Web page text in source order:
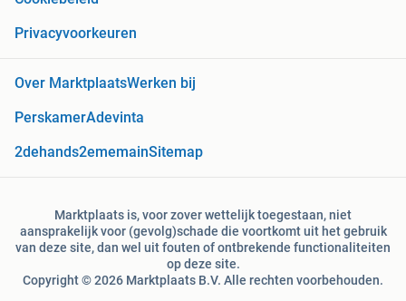
Privacyvoorkeuren
Over MarktplaatsWerken bij
PerskamerAdevinta
2dehands2ememainSitemap
Marktplaats is, voor zover wettelijk toegestaan, niet
aansprakelijk voor (gevolg)schade die voortkomt uit het gebruik
van deze site, dan wel uit fouten of ontbrekende functionaliteiten
op deze site.
Copyright © 2026 Marktplaats B.V. Alle rechten voorbehouden.